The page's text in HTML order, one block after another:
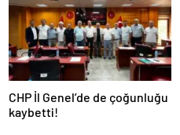
CHP İl Genel’de de çoğunluğu
kaybetti!